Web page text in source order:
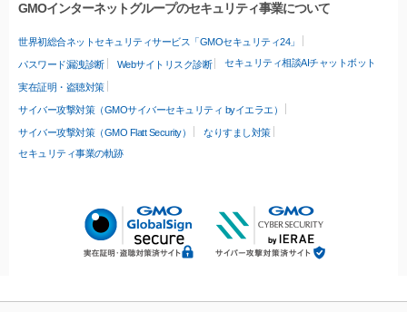
GMOインターネットグループのセキュリティ事業について
世界初総合ネットセキュリティサービス「GMOセキュリティ24」
パスワード漏洩診断 Webサイトリスク診断 セキュリティ相談AIチャットボット
実在証明・盗聴対策
サイバー攻撃対策（GMOサイバーセキュリティ byイエラエ）
サイバー攻撃対策（GMO Flatt Security）
なりすまし対策
セキュリティ事業の軌跡